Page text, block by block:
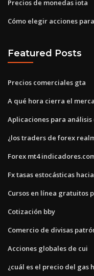
Precios de monedas iota
Cómo elegir acciones
Featured Posts
Precios comerciales gta
A qué hora cierra el
Aplicaciones para análisis
¿los traders de forex
Forex mt4
Fx tasas estocásticas
Cursos en línea gratuitos
Cotización bby
Comercio de divisas
Acciones globales de cui
¿cuál es el precio del gas